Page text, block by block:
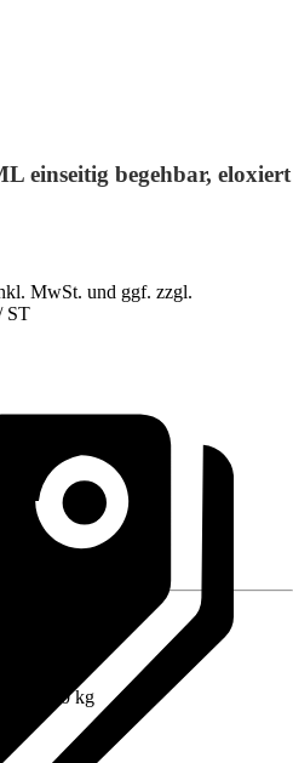
einseitig begehbar, eloxiert
MwSt. und ggf. zzgl.
ST
150 kg